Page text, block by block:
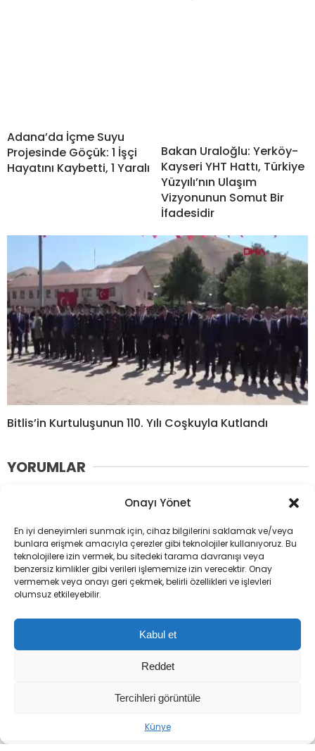
Onayı Yönet
En iyi deneyimleri sunmak için, cihaz bilgilerini saklamak ve/veya
bunlara erişmek amacıyla çerezler gibi teknolojiler kullanıyoruz. Bu
teknolojilere izin vermek, bu sitedeki tarama davranışı veya
benzersiz kimlikler gibi verileri işlememize izin verecektir. Onay
vermemek veya onayı geri çekmek, belirli özellikleri ve işlevleri
olumsuz etkileyebilir.
Kabul et
Reddet
Tercihleri görüntüle
Künye
Adana’da İçme Suyu
Projesinde Göçük: 1 İşçi
Hayatını Kaybetti, 1 Yaralı
Bakan Uraloğlu: Yerköy-
Kayseri YHT Hattı, Türkiye
Yüzyılı’nın Ulaşım
Vizyonunun Somut Bir
İfadesidir
Bitlis’in Kurtuluşunun 110. Yılı Coşkuyla Kutlandı
YORUMLAR
Yorum*
E-posta
Daha sonraki yorumlarımda kullanılması için adım, e-posta